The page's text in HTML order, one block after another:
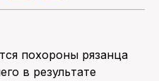
похороны рязанца
в результате